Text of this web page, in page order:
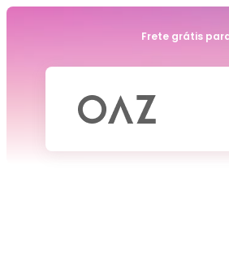
Frete grátis